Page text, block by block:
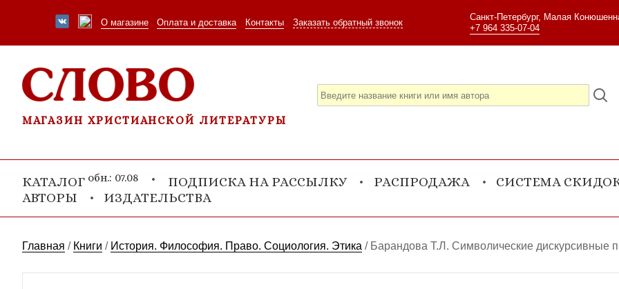
О магазине Оплата и доставка Контакты Заказать обратный звонок
Санкт-Петербург, Малая
+7 964 335-07-04
МАГАЗИН ХРИСТИАНСКОЙ ЛИТЕРАТУРЫ
КАТАЛОГ обн.: 07.08 ПОДПИСКА НА РАССЫЛКУ РАСПРОДАЖА
СИСТЕМА
АВТОРЫ
ИЗДАТЕЛЬСТВА
Главная / Книги / История. Философия. Право. Социология. Этика / Барандова Т.Л. Символические дискурсивные